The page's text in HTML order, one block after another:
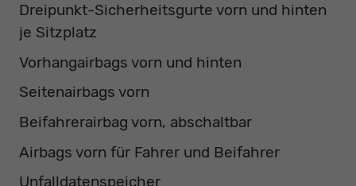
Dreipunkt-Sicherheitsgurte vorn und hinten
je Sitzplatz
Vorhangairbags vorn und hinten
Seitenairbags vorn
Beifahrerairbag vorn, abschaltbar
Airbags vorn für Fahrer und Beifahrer
Unfalldatenspeicher